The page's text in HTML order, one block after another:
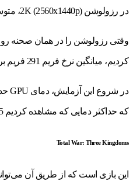
در رزولوشن 2K (2560x1440p)، متوسط ​​نرخ فریم 242 فریم بر ثانیه بود.
کردیم، میانگین نرخ فریم 291 فریم بر ثانیه بود.
که حداکثر دمایی که مشاهده کردیم 85 درجه سانتیگراد بود.
Total War: Three Kingdoms
این بازی است که از طریق آن